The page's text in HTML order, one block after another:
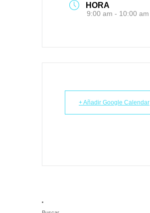
HORA
9:00 am - 10:00 am
+ Añadir Google Calendar